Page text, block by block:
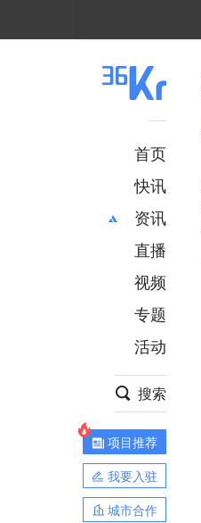
首页
快讯
资讯
推荐
财经
项目推荐
安徽
直播
视频
专题
活动
搜索
项目推荐
我要入驻
城市合作